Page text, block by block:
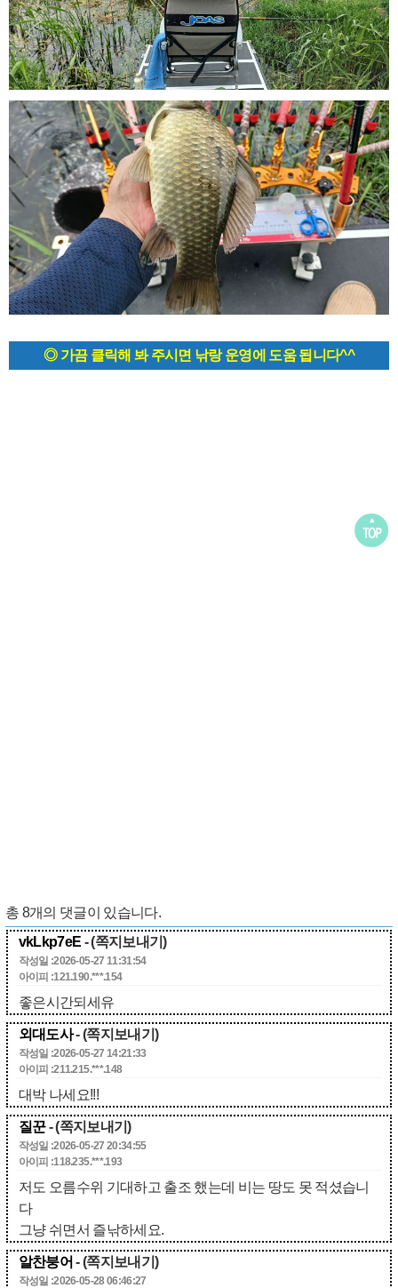
◎ 가끔 클릭해 봐 주시면 낚랑 운영에 도움 됩니다^^
총 8개의 댓글이 있습니다.
vkLkp7eE - (쪽지보내기)
작성일 :2026-05-27 11:31:54
아이피 :121.190.***.154
좋은시간되세유
외대도사- (쪽지보내기)
작성일 :2026-05-27 14:21:33
아이피 :211.215.***.148
대박 나세요!!!
질꾼- (쪽지보내기)
작성일 :2026-05-27 20:34:55
아이피 :118.235.***.193
저도 오름수위 기대하고 출조 했는데 비는 땅도 못 적셨습니
다
그냥 쉬면서 즐낚하세요.
알찬붕어 - (쪽지보내기)
작성일 :2026-05-28 06:46:27